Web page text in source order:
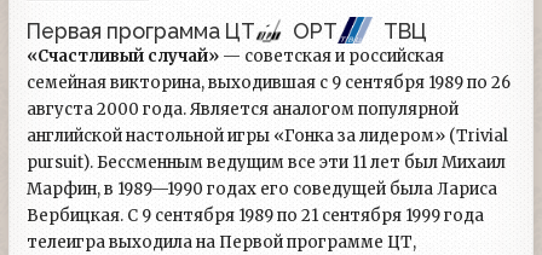
Первая программа ЦТ ОРТ ТВЦ
«Счастливый случай» — советская и российская
семейная викторина, выходившая с 9 сентября 1989 по 26
августа 2000 года. Является аналогом популярной
английской настольной игры «Гонка за лидером» (Trivial
pursuit). Бессменным ведущим все эти 11 лет был Михаил
Марфин, в 1989—1990 годах его соведущей была Лариса
Вербицкая. С 9 сентября 1989 по 21 сентября 1999 года
телеигра выходила на Первой программе ЦТ,